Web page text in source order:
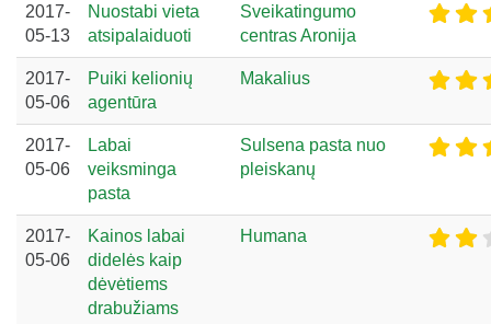
2017-
05-13
Nuostabi vieta
atsipalaiduoti
Sveikatingumo
centras Aronija
2017-
05-06
Puiki kelionių
agentūra
Makalius
2017-
05-06
Labai
veiksminga
pasta
Sulsena pasta nuo
pleiskanų
2017-
05-06
Kainos labai
didelės kaip
dėvėtiems
drabužiams
Humana